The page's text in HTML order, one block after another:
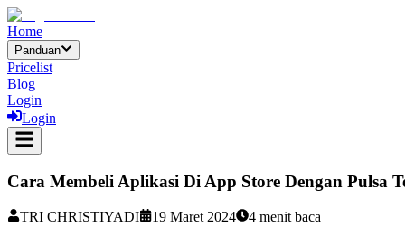
Home
Panduan
Pricelist
Blog
Login
Login
Cara Membeli Aplikasi Di App Store Dengan Pulsa
TRI CHRISTIYADI 19 Maret 2024 4 menit baca